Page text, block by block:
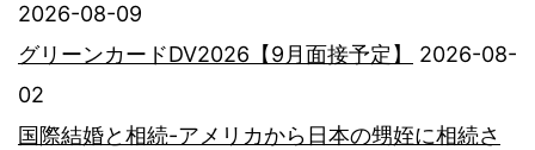
2026-08-09
グリーンカードDV2026【9月面接予定】
2026-08-
02
国際結婚と相続-アメリカから日本の甥姪に相続さ